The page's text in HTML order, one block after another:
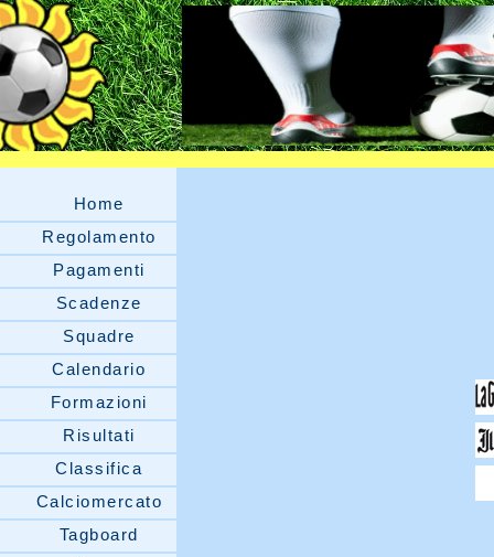
Home
Regolamento
Pagamenti
Scadenze
Squadre
Calendario
Formazioni
Risultati
Classifica
Calciomercato
Tagboard